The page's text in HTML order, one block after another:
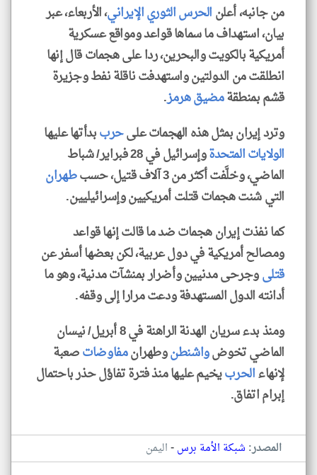
من جانبه، أعلنالحرس الثوري الإيراني، الأربعاء، عبر
بيان، استهداف ما سماها قواعد ومواقع عسكرية
أمريكية بالكويت والبحرين، ردا على هجمات قال إنها
انطلقت من الدولتين واستهدفت ناقلة نفط وجزيرة
قشم بمنطقةمضيق هرمز.
وترد إيران بمثل هذه الهجمات علىحرببدأتها عليها
الولايات المتحدة
وإسرائيل في 28 فبراير/ شباط
الماضي، وخلَّفت أكثر من 3 آلاف قتيل، حسب
طهران
التي شنت هجمات قتلت أمريكيين وإسرائيليين.
كما نفذت إيران هجمات ضد ما قالت إنها قواعد
ومصالح أمريكية في دول عربية، لكن بعضها أسفر عن
قتلىوجرحى مدنيين وأضرار بمنشآت مدنية، وهو ما
أدانته الدول المستهدفة ودعت مرارا إلى وقفه.
ومنذ بدء سريان الهدنة الراهنة في 8 أبريل/ نيسان
الماضي تخوضواشنطنوطهرانمفاوضاتصعبة
لإنهاءالحربيخيم عليها منذ فترة تفاؤل حذر باحتمال
إبرام اتفاق.
المصدر: شبكة الأمة برس-اليمن